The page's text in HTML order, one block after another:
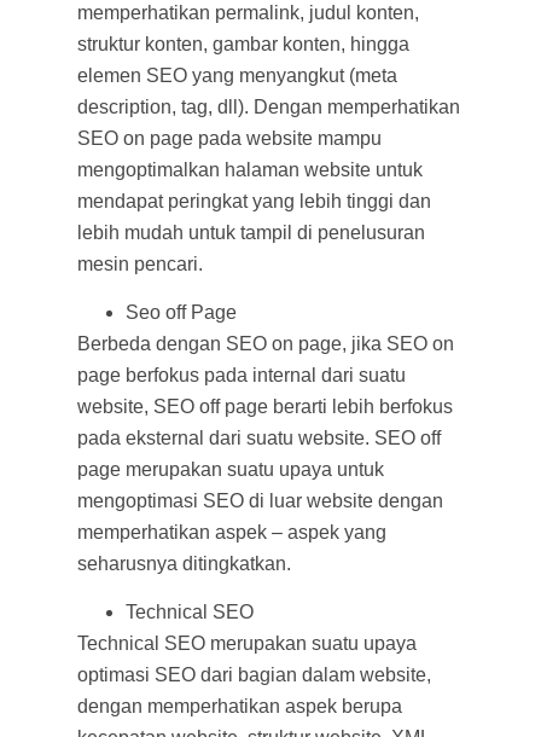
memperhatikan permalink, judul konten,
struktur konten, gambar konten, hingga
elemen SEO yang menyangkut (meta
description, tag, dll). Dengan memperhatikan
SEO on page pada website mampu
mengoptimalkan halaman website untuk
mendapat peringkat yang lebih tinggi dan
lebih mudah untuk tampil di penelusuran
mesin pencari.
Seo off Page
Berbeda dengan SEO on page, jika SEO on
page berfokus pada internal dari suatu
website, SEO off page berarti lebih berfokus
pada eksternal dari suatu website. SEO off
page merupakan suatu upaya untuk
mengoptimasi SEO di luar website dengan
memperhatikan aspek – aspek yang
seharusnya ditingkatkan.
Technical SEO
Technical SEO merupakan suatu upaya
optimasi SEO dari bagian dalam website,
dengan memperhatikan aspek berupa